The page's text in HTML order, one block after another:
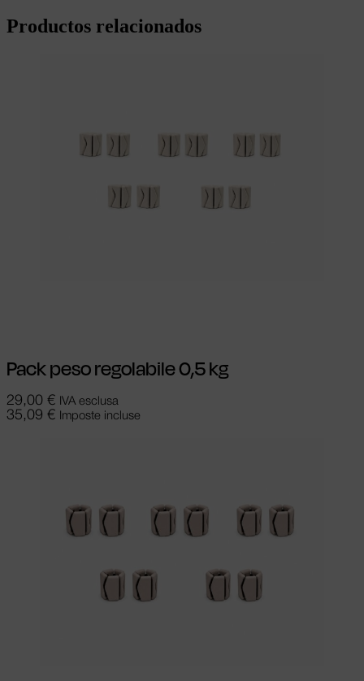
Productos relacionados
Pack peso regolabile 0,5 kg
29,00 € IVA esclusa
35,09 € Imposte incluse